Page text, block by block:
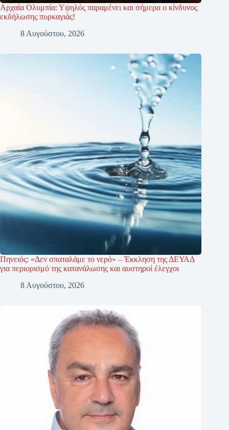
Αρχαία Ολυμπία: Υψηλός παραμένει και σήμερα ο κίνδυνος
εκδήλωσης πυρκαγιάς!
8 Αυγούστου, 2026
Πηνειός: «Δεν σπαταλάμε το νερό» – Έκκληση της ΔΕΥΑΔ
για περιορισμό της κατανάλωσης και αυστηροί έλεγχοι
8 Αυγούστου, 2026